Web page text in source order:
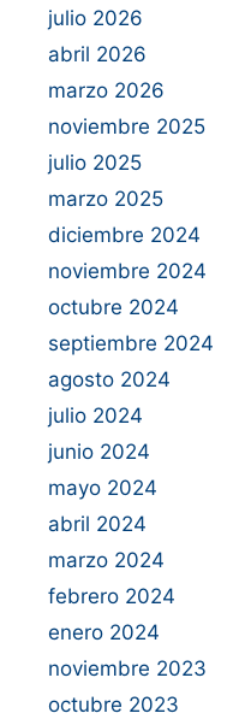
julio 2026
abril 2026
marzo 2026
noviembre 2025
julio 2025
marzo 2025
diciembre 2024
noviembre 2024
octubre 2024
septiembre 2024
agosto 2024
julio 2024
junio 2024
mayo 2024
abril 2024
marzo 2024
febrero 2024
enero 2024
noviembre 2023
octubre 2023